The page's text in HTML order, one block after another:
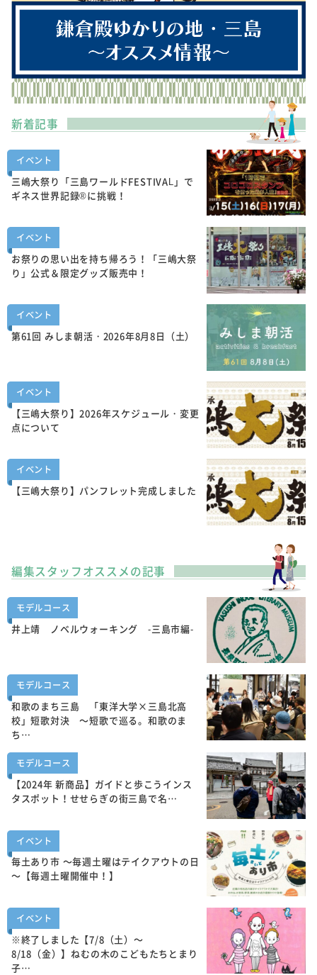
新着記事
イベント
三嶋大祭り「三島ワールドFESTIVAL」で
ギネス世界記録®に挑戦！
イベント
お祭りの思い出を持ち帰ろう！「三嶋大祭
り」公式＆限定グッズ販売中！
イベント
第61回 みしま朝活・2026年8月8日（土）
イベント
【三嶋大祭り】2026年スケジュール・変更
点について
イベント
【三嶋大祭り】パンフレット完成しました
編集スタッフオススメの記事
モデルコース
井上靖 ノベルウォーキング -三島市編-
モデルコース
和歌のまち三島 「東洋大学×三島北高
校」短歌対決 ～短歌で巡る。和歌のま
ち…
モデルコース
【2024年 新商品】ガイドと歩こうインス
タスポット！せせらぎの街三島で名…
イベント
毎土あり市 ～毎週土曜はテイクアウトの日
～【毎週土曜開催中！】
イベント
※終了しました【7/8（土）～
8/18（金）】ねむの木のこどもたちとまり
子…